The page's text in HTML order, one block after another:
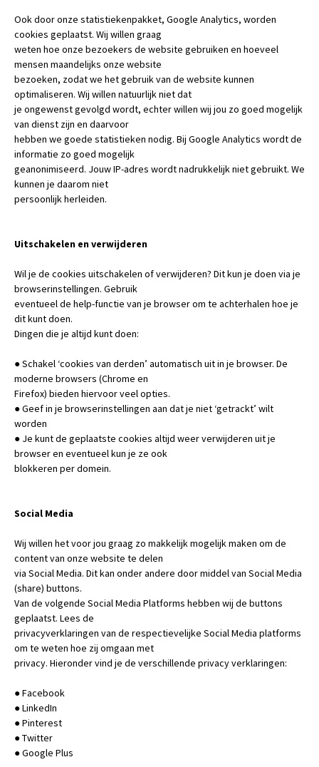
Ook door onze statistiekenpakket, Google Analytics, worden
cookies geplaatst. Wij willen graag
weten hoe onze bezoekers de website gebruiken en hoeveel
mensen maandelijks onze website
bezoeken, zodat we het gebruik van de website kunnen
optimaliseren. Wij willen natuurlijk niet dat
je ongewenst gevolgd wordt, echter willen wij jou zo goed mogelijk
van dienst zijn en daarvoor
hebben we goede statistieken nodig. Bij Google Analytics wordt de
informatie zo goed mogelijk
geanonimiseerd. Jouw IP-adres wordt nadrukkelijk niet gebruikt. We
kunnen je daarom niet
persoonlijk herleiden.
Uitschakelen en verwijderen
Wil je de cookies uitschakelen of verwijderen? Dit kun je doen via je
browserinstellingen. Gebruik
eventueel de help-functie van je browser om te achterhalen hoe je
dit kunt doen.
Dingen die je altijd kunt doen:
● Schakel ‘cookies van derden’ automatisch uit in je browser. De
moderne browsers (Chrome en
Firefox) bieden hiervoor veel opties.
● Geef in je browserinstellingen aan dat je niet ‘getrackt’ wilt
worden
● Je kunt de geplaatste cookies altijd weer verwijderen uit je
browser en eventueel kun je ze ook
blokkeren per domein.
Social Media
Wij willen het voor jou graag zo makkelijk mogelijk maken om de
content van onze website te delen
via Social Media. Dit kan onder andere door middel van Social Media
(share) buttons.
Van de volgende Social Media Platforms hebben wij de buttons
geplaatst. Lees de
privacyverklaringen van de respectievelijke Social Media platforms
om te weten hoe zij omgaan met
privacy. Hieronder vind je de verschillende privacy verklaringen:
● Facebook
● LinkedIn
● Pinterest
● Twitter
● Google Plus